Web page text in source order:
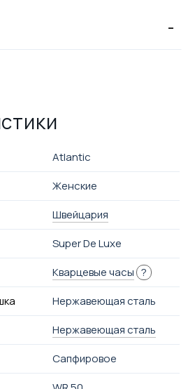
-
Atlantic
Женские
Швейцария
Super De Luxe
Кварцевые часы ?
Нержавеющая сталь
Нержавеющая сталь
Сапфировое